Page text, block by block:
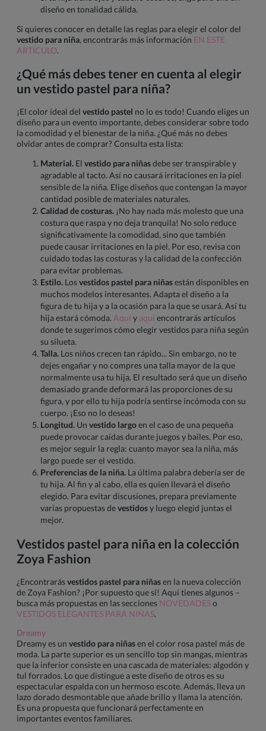
diseño en tonalidad cálida.
Si quieres conocer en detalle las reglas para elegir el color del
vestido para niña, encontrarás más información EN ESTE
ARTÍCULO.
¿Qué más debes tener en cuenta al elegir
un vestido pastel para niña?
¡El color ideal del vestido pastel no lo es todo! Cuando eliges un
diseño para un evento importante, debes considerar sobre todo
la comodidad y el bienestar de la niña. ¿Qué más no debes
olvidar antes de comprar? Consulta esta lista:
Material. El vestido para niñasdebe ser transpirable y
agradable al tacto. Así no causará irritaciones en la piel
sensible de la niña. Elige diseños que contengan la mayor
cantidad posible de materiales naturales.
Calidad de costuras. ¡No hay nada más molesto que una
costura que raspa y no deja tranquila! No solo reduce
significativamente la comodidad, sino que también
puede causar irritaciones en la piel. Por eso, revisa con
cuidado todas las costuras y la calidad de la confección
para evitar problemas.
Estilo. Losvestidos pastel para niñasestán disponibles en
muchos modelos interesantes. Adapta el diseño a la
figura de tu hija y a la ocasión para la que se usará. Así tu
hija estará cómoda. Aquí y aquí encontrarás artículos
donde te sugerimos cómo elegir vestidos para niña según
su silueta.
Talla. Los niños crecen tan rápido... Sin embargo, no te
dejes engañar y no compres una talla mayor de la que
normalmente usa tu hija. El resultado será que un diseño
demasiado grande deformará las proporciones de su
figura, y por ello tu hija podría sentirse incómoda con su
cuerpo. ¡Eso no lo deseas!
Longitud. Un vestido largoen el caso de una pequeña
puede provocar caídas durante juegos y bailes. Por eso,
es mejor seguir la regla: cuanto mayor sea la niña, más
largo puede ser el vestido.
Preferencias de la niña. La última palabra debería ser de
tu hija. Al fin y al cabo, ella es quien llevará el diseño
elegido. Para evitar discusiones, prepara previamente
varias propuestas devestidosy luego elegid juntas el
mejor.
Vestidos pastel para niña en la colección
Zoya Fashion
¿Encontrarásvestidos pastel para niñasen la nueva colección
de Zoya Fashion? ¡Por supuesto que sí! Aquí tienes algunos –
busca más propuestas en las secciones NOVEDADESo
VESTIDOS ELEGANTES PARA NIÑAS.
Dreamy
Dreamy es un vestido para niñasen el color rosa pastel más de
moda. La parte superior es un sencillo top sin mangas, mientras
que la inferior consiste en una cascada de materiales: algodón y
tul forrados. Lo que distingue a este diseño de otros es su
espectacular espalda con un hermoso escote. Además, lleva un
lazo dorado desmontable que añade brillo y llama la atención.
Es una propuesta que funcionará perfectamente en
importantes eventos familiares.